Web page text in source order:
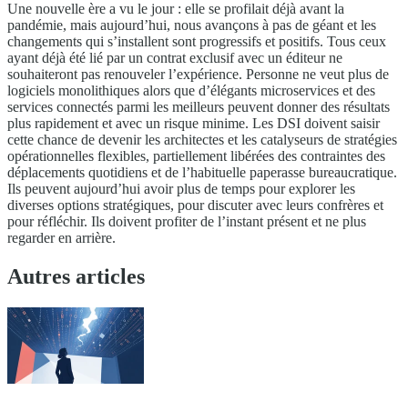
Une nouvelle ère a vu le jour : elle se profilait déjà avant la
pandémie, mais aujourd’hui, nous avançons à pas de géant et les
changements qui s’installent sont progressifs et positifs. Tous ceux
ayant déjà été lié par un contrat exclusif avec un éditeur ne
souhaiteront pas renouveler l’expérience. Personne ne veut plus de
logiciels monolithiques alors que d’élégants microservices et des
services connectés parmi les meilleurs peuvent donner des résultats
plus rapidement et avec un risque minime. Les DSI doivent saisir
cette chance de devenir les architectes et les catalyseurs de stratégies
opérationnelles flexibles, partiellement libérées des contraintes des
déplacements quotidiens et de l’habituelle paperasse bureaucratique.
Ils peuvent aujourd’hui avoir plus de temps pour explorer les
diverses options stratégiques, pour discuter avec leurs confrères et
pour réfléchir. Ils doivent profiter de l’instant présent et ne plus
regarder en arrière.
Autres articles